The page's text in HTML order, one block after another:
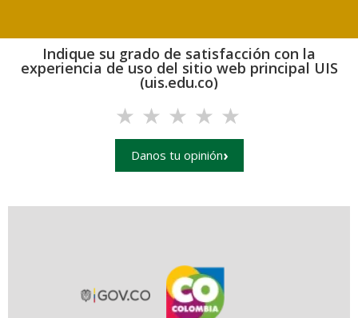
Indique su grado de satisfacción con la
experiencia de uso del sitio web principal UIS
(uis.edu.co)